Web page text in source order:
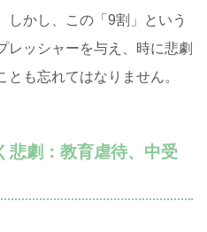
しかし、この「9割」という
レッシャーを与え、時に悲劇
も忘れてはなりません。
悲劇：教育虐待、中受